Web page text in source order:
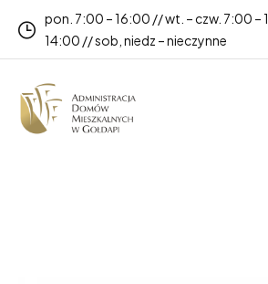
pon. 7:00 – 16:00 // wt. – czw. 7:00 –
14:00 // sob, niedz – nieczynne